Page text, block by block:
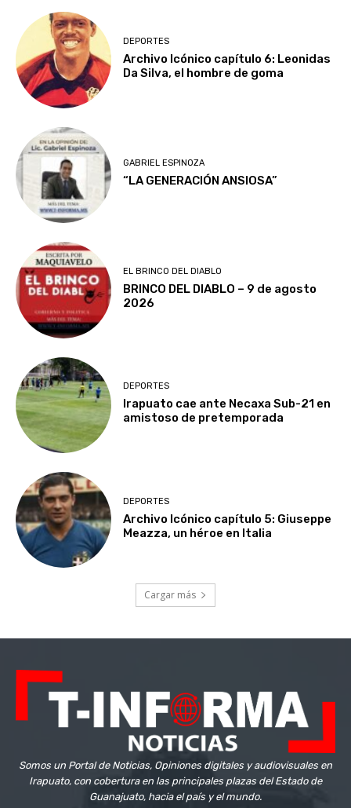
DEPORTES
Archivo Icónico capítulo 6: Leonidas
Da Silva, el hombre de goma
GABRIEL ESPINOZA
“LA GENERACIÓN ANSIOSA”
EL BRINCO DEL DIABLO
BRINCO DEL DIABLO – 9 de agosto
2026
DEPORTES
Irapuato cae ante Necaxa Sub-21 en
amistoso de pretemporada
DEPORTES
Archivo Icónico capítulo 5: Giuseppe
Meazza, un héroe en Italia
Cargar más
Somos un Portal de Noticias, Opiniones digitales y audiovisuales en
Irapuato, con cobertura en las principales plazas del Estado de
Guanajuato, hacia el país y el mundo.